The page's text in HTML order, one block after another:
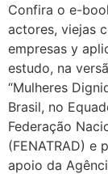
Confira o e-
actores, viejas
empresas y
estudo, na
“Mulheres
Brasil, no
Federação
(FENATRAD) e
apoio da